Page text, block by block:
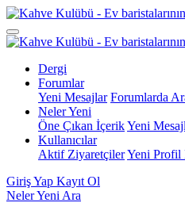
Dergi
Forumlar
Yeni Mesajlar Forumlarda
Neler Yeni
Öne Çıkan İçerikYeni
Kullanıcılar
Aktif ZiyaretçilerYeni Profil
Giriş Yap Kayıt Ol
Neler Yeni Ara